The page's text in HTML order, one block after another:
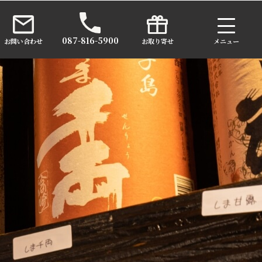
メニュー
お取り寄せ
087-816-5900
お問い合わせ